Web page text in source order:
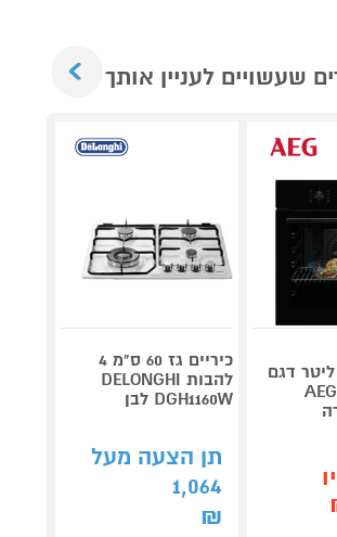
שעשויים לעניין אותך
בנוי 71 ליטר דגם
כיריים גז 60 ס"מ 4
להבות DELONGHI
DGH1160W לבן
תן הצעה מעל
1,064
₪